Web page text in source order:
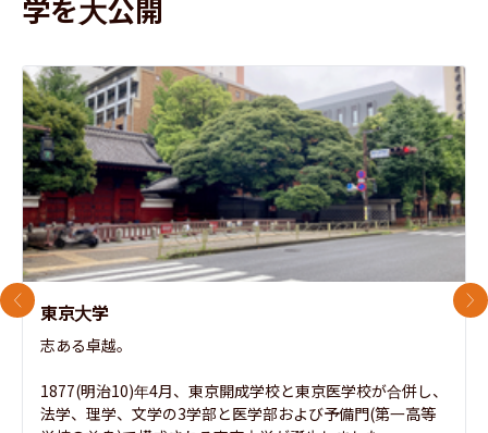
学を大公開
東京大学
志ある卓越。
1877(明治10)年4月、東京開成学校と東京医学校が合併し、
法学、理学、文学の3学部と医学部および予備門(第一高等
前のスライド 次